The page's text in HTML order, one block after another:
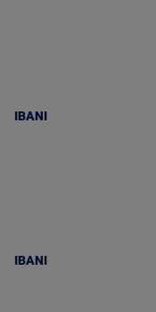
IBANI
IBANI